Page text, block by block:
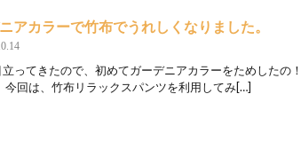
アカラーで竹布でうれしくなりました。
立ってきたので、初めてガーデニアカラーをためしたの
今回は、竹布リラックスパンツを利用してみ[…]